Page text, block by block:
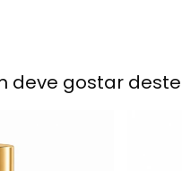
deve gostar